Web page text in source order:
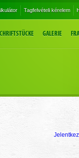
Tagfelvételi kérelem
GALERIE